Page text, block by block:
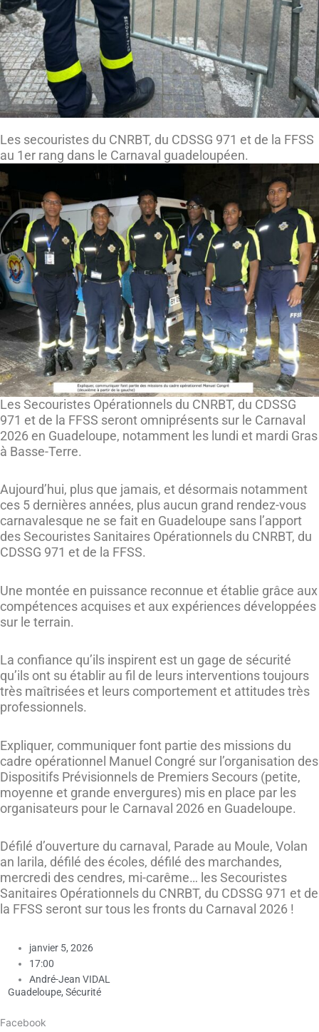
Les secouristes du CNRBT, du CDSSG 971 et de la FFSS
au 1er rang dans le Carnaval guadeloupéen.
Les Secouristes Opérationnels du CNRBT, du CDSSG
971 et de la FFSS seront omniprésents sur le Carnaval
2026 en Guadeloupe, notamment les lundi et mardi Gras
à Basse-Terre.
Aujourd’hui, plus que jamais, et désormais notamment
ces 5 dernières années, plus aucun grand rendez-vous
carnavalesque ne se fait en Guadeloupe sans l’apport
des Secouristes Sanitaires Opérationnels du CNRBT, du
CDSSG 971 et de la FFSS.
Une montée en puissance reconnue et établie grâce aux
compétences acquises et aux expériences développées
sur le terrain.
La confiance qu’ils inspirent est un gage de sécurité
qu’ils ont su établir au fil de leurs interventions toujours
très maîtrisées et leurs comportement et attitudes très
professionnels.
Expliquer, communiquer font partie des missions du
cadre opérationnel Manuel Congré sur l’organisation des
Dispositifs Prévisionnels de Premiers Secours (petite,
moyenne et grande envergures) mis en place par les
organisateurs pour le Carnaval 2026 en Guadeloupe.
Défilé d’ouverture du carnaval, Parade au Moule, Volan
an larila, défilé des écoles, défilé des marchandes,
mercredi des cendres, mi-carême… les Secouristes
Sanitaires Opérationnels du CNRBT, du CDSSG 971 et de
la FFSS seront sur tous les fronts du Carnaval 2026 !
janvier 5, 2026
17:00
André-Jean VIDAL
Guadeloupe, Sécurité
Facebook